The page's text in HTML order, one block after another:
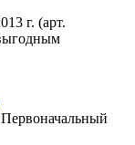
Первоначальный